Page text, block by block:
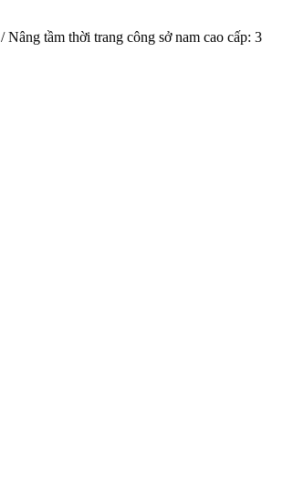
/ Nâng tầm thời trang công sở nam cao cấp: 3